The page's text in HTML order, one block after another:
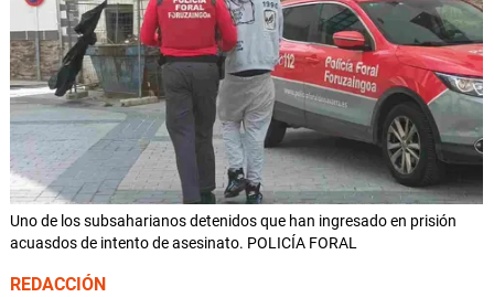
Uno de los subsaharianos detenidos que han ingresado en prisión
acuasdos de intento de asesinato. POLICÍA FORAL
REDACCIÓN